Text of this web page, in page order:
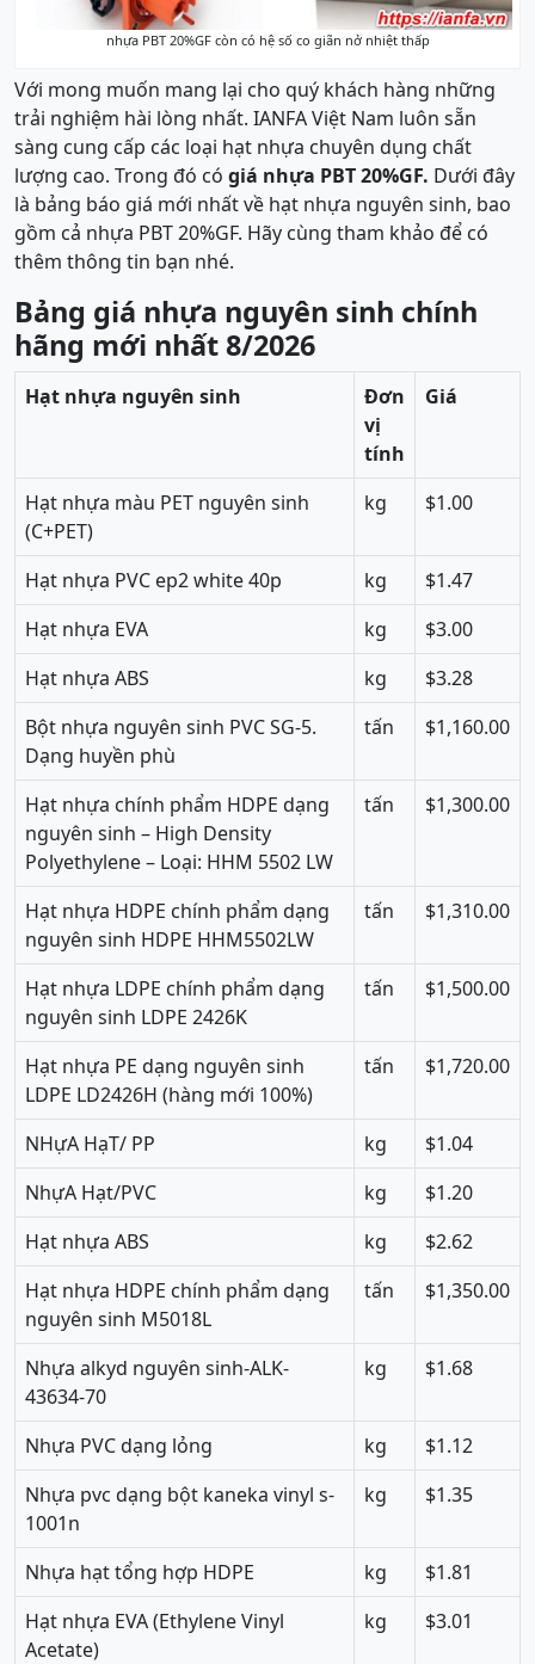
nhựa PBT 20%GF còn có hệ số co giãn nở nhiệt thấp
Với mong muốn mang lại cho quý khách hàng những
trải nghiệm hài lòng nhất. IANFA Việt Nam luôn sẵn
sàng cung cấp các loại hạt nhựa chuyên dụng chất
lượng cao. Trong đó có giá nhựa PBT 20%GF. Dưới đây
là bảng báo giá mới nhất về hạt nhựa nguyên sinh, bao
gồm cả nhựa PBT 20%GF. Hãy cùng tham khảo để có
thêm thông tin bạn nhé.
Bảng giá nhựa nguyên sinh chính
hãng mới nhất 8/2026
Hạt nhựa nguyên sinh
Đơn
vị
tính
Giá
Hạt nhựa màu PET nguyên sinh
(C+PET)
kg $1.00
Hạt nhựa PVC ep2 white 40p kg
$1.47
Hạt nhựa EVA
kg
$3.00
Hạt nhựa ABS
kg
$3.28
Bột nhựa nguyên sinh PVC SG-5.
Dạng huyền phù
tấn $1,160.00
Hạt nhựa chính phẩm HDPE dạng
nguyên sinh – High Density
Polyethylene – Loại: HHM 5502 LW
tấn $1,300.00
Hạt nhựa HDPE chính phẩm dạng
nguyên sinh HDPE HHM5502LW
tấn $1,310.00
Hạt nhựa LDPE chính phẩm dạng
nguyên sinh LDPE 2426K
tấn $1,500.00
Hạt nhựa PE dạng nguyên sinh
LDPE LD2426H (hàng mới 100%)
tấn $1,720.00
NHựA HạT/ PP kg
$1.04
NhựA Hạt/PVC
kg
$1.20
Hạt nhựa ABS
kg
$2.62
Hạt nhựa HDPE chính phẩm dạng
nguyên sinh M5018L
tấn $1,350.00
Nhựa alkyd nguyên sinh-ALK-
43634-70
kg $1.68
Nhựa PVC dạng lỏng kg
$1.12
Nhựa pvc dạng bột kaneka vinyl s-
1001n
kg $1.35
Nhựa hạt tổng hợp HDPE kg
$1.81
Hạt nhựa EVA (Ethylene Vinyl
Acetate)
kg $3.01